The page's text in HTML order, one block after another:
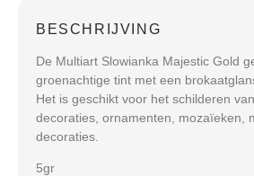
BESCHRIJVING
De Multiart Slowianka Majestic Gold
groenachtige tint met een
Het is geschikt voor het schilderen
decoraties, ornamenten, mozaïeken,
decoraties.
5gr